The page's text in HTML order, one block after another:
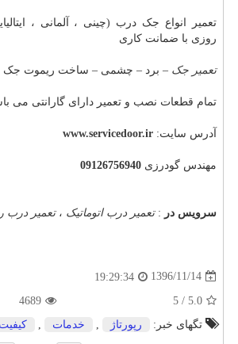
تعمیر انواع جک درب (چینی ، آلمانی ،
روزی با ضمانت کاری
تعمیر جک – برد – چشمی – ساخت ریموت جک
تمام قطعات نصب و تعمیر دارای گارانتی می
آدرس سایت: www.servicedoor.ir
مهندس گودرزی 09126756940
سرویس در : تعمیر درب اتوماتیک ،تعمیر درب
1396/11/14
19:29:34
5.0
/
5
4689
تگهای خبر:
رپورتاژ خدمات كیفیت